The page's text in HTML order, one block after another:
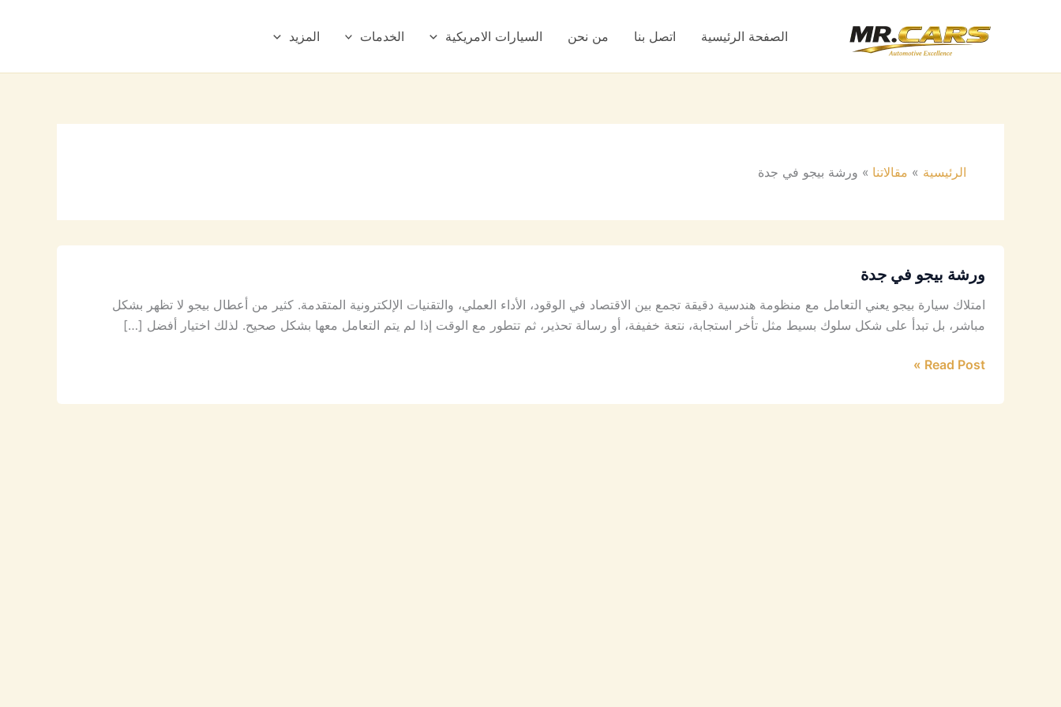
الصفحة الرئيسية اتصل بنا من نحن السيارات الامريكية الخدمات المزيد
الرئيسية مقالاتنا ورشة بيجو في جدة
ورشة بيجو في جدة
امتلاك سيارة بيجو يعني التعامل مع منظومة هندسية دقيقة تجمع بين الاقتصاد في الوقود، الأداء العملي، والتقنيات الإلكترونية المتقدمة. كثير من أعطال بيجو لا تظهر بشكل
مباشر، بل تبدأ على شكل سلوك بسيط مثل تأخر استجابة، نتعة خفيفة، أو رسالة تحذير، ثم تتطور مع الوقت إذا لم يتم التعامل معها بشكل صحيح. لذلك اختيار أفضل […]
Read Post »